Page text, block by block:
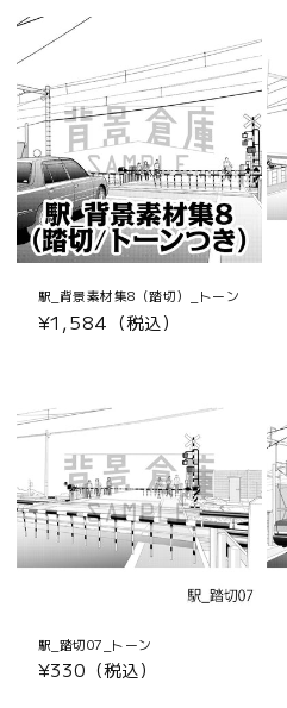
駅_背景素材集8（踏切）_トーン
通
¥1,584（税込）
駅_踏切07_トーン
通
¥330（税込）